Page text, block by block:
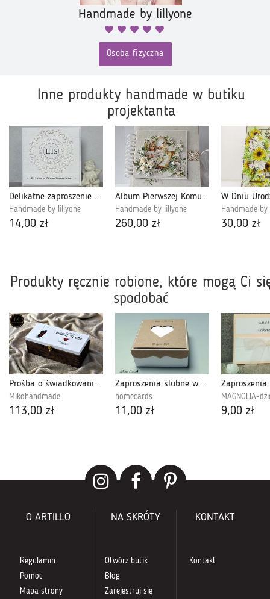
Handmade by lillyone
Osoba fizyczna
Inne produkty handmade w butiku
projektanta
Delikatne zaproszenie na I Komunię Świętą 005
Handmade by lillyone
14,00 zł
Album Pierwszej Komunii Świętej dla dziewczynki 2026
Handmade by lillyone
260,00 zł
W Dniu
Handmade
30,00 zł
Produkty ręcznie robione, które mogą Ci
spodobać
Prośba o świadkowanie Box dla Świadkowej 1
Mikohandmade
113,00 zł
Zaproszenia ślubne w formie pudełka eko
homecards
11,00 zł
MAGNOLIA-
9,00 zł
O ARTILLO
Regulamin
Pomoc
Mapa strony
NA SKRÓTY
Otwórz butik
Blog
Zarejestruj się
KONTAKT
Kontakt